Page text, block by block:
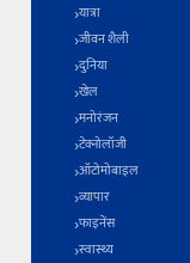
यात्रा
जीवन शैली
दुनिया
खेल
मनोरंजन
टेक्नोलॉजी
ऑटोमोबाइल
व्यापार
फाइनेंस
स्वास्थ्य